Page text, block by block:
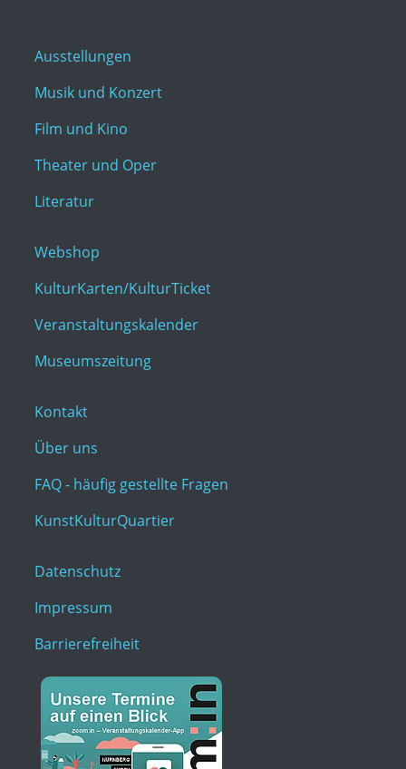
Ausstellungen
Musik und Konzert
Film und Kino
Theater und Oper
Literatur
Webshop
KulturKarten/KulturTicket
Veranstaltungskalender
Museumszeitung
Kontakt
Über uns
FAQ - häufig gestellte Fragen
KunstKulturQuartier
Datenschutz
Impressum
Barrierefreiheit